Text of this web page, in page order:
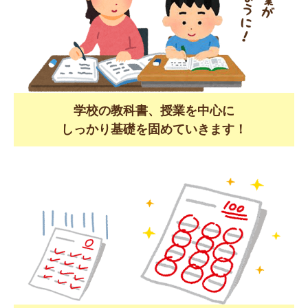
学校の教科書、授業を中心に
しっかり基礎を固めていきます！